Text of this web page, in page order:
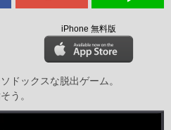
iPhone 無料版
ドックスな脱出ゲーム。
う。